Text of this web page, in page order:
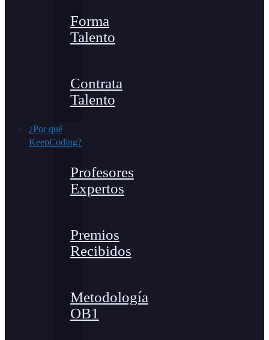
Forma
Talento
Contrata
Talento
¿Por qué
KeepCoding?
Profesores
Expertos
Premios
Recibidos
Metodología
OB1